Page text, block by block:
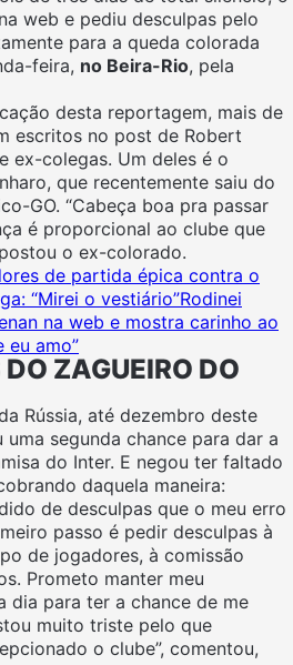
web e pediu desculpas pelo
para a queda colorada
feira, no Beira-Rio, pela
desta reportagem, mais de
escritos no post de Robert
ex-colegas. Um deles é o
que recentemente saiu do
GO. “Cabeça boa pra passar
é proporcional ao clube que
o ex-colorado.
de partida épica contra o
“Mirei o vestiário”Rodinei
na web e mostra carinho ao
eu amo”
ZAGUEIRO DO
Rússia, até dezembro deste
uma segunda chance para dar a
do Inter. E negou ter faltado
daquela maneira:
de desculpas que o meu erro
passo é pedir desculpas à
de jogadores, à comissão
Prometo manter meu
dia para ter a chance de me
muito triste pelo que
o clube”, comentou,